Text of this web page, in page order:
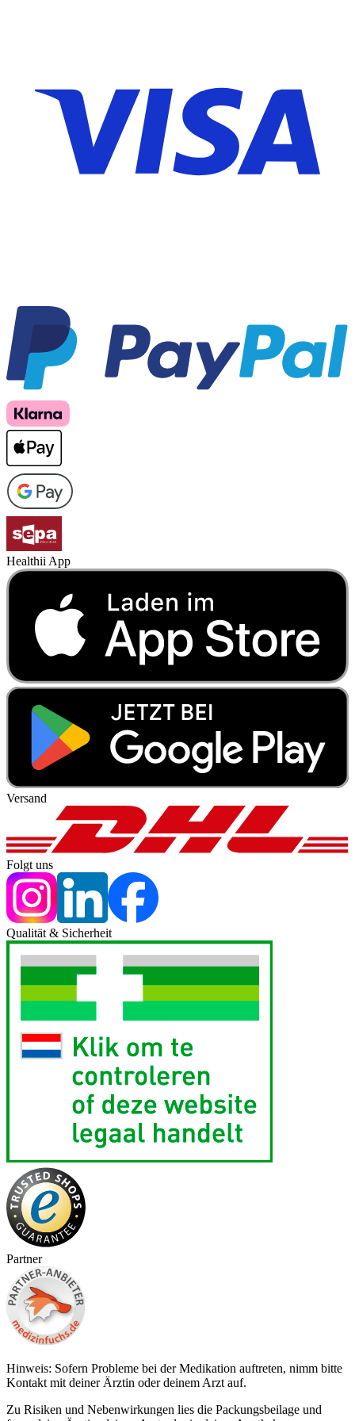
Healthii App
Versand
Folgt uns
Qualität & Sicherheit
Partner
Hinweis: Sofern Probleme bei der Medikation auftreten, nimm bitte
Kontakt mit deiner Ärztin oder deinem Arzt auf.
Zu Risiken und Nebenwirkungen lies die Packungsbeilage und